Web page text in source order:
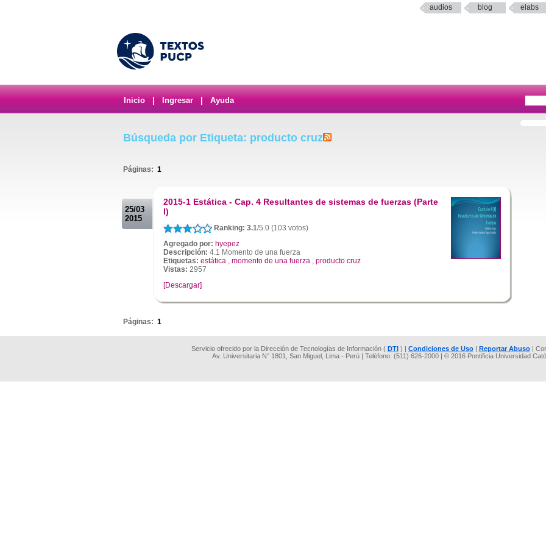
audios blog elabs
Inicio Ingresar Ayuda
Búsqueda por Etiqueta: producto cruz
Páginas: 1
25/03
2015
2015-1 Estática - Cap. 4 Resultantes de sistemas de fuerzas (Parte
I)
Ranking: 3.1/5.0 (103 votos)
Agregado por: hyepez
Descripción: 4.1 Momento de una fuerza
Etiquetas: estática , momento de una fuerza , producto cruz
Vistas: 2957
[Descargar]
Páginas: 1
Servicio ofrecido por la Dirección de Tecnologías de Información ( DTI) | Condiciones de Uso| Reportar Abuso|
Av. Universitaria N° 1801, San Miguel, Lima - Perú | Teléfono: (511) 626-2000 | © 2016 Pontificia Universidad